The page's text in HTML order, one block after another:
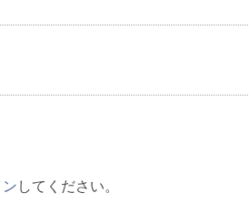
してください。